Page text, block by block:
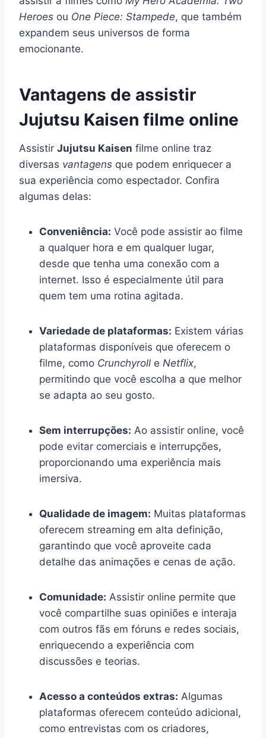
Heroes ou One Piece: Stampede, que também
expandem seus universos de forma
emocionante.
Vantagens de assistir
Jujutsu Kaisen filme online
Assistir Jujutsu Kaisen filme online traz
diversas vantagens que podem enriquecer a
sua experiência como espectador. Confira
algumas delas:
Conveniência: Você pode assistir ao filme
a qualquer hora e em qualquer lugar,
desde que tenha uma conexão com a
internet. Isso é especialmente útil para
quem tem uma rotina agitada.
Variedade de plataformas: Existem várias
plataformas disponíveis que oferecem o
filme, como Crunchyroll e Netflix,
permitindo que você escolha a que melhor
se adapta ao seu gosto.
Sem interrupções: Ao assistir online, você
pode evitar comerciais e interrupções,
proporcionando uma experiência mais
imersiva.
Qualidade de imagem: Muitas plataformas
oferecem streaming em alta definição,
garantindo que você aproveite cada
detalhe das animações e cenas de ação.
Comunidade: Assistir online permite que
você compartilhe suas opiniões e interaja
com outros fãs em fóruns e redes sociais,
enriquecendo a experiência com
discussões e teorias.
Acesso a conteúdos extras: Algumas
plataformas oferecem conteúdo adicional,
como entrevistas com os criadores,